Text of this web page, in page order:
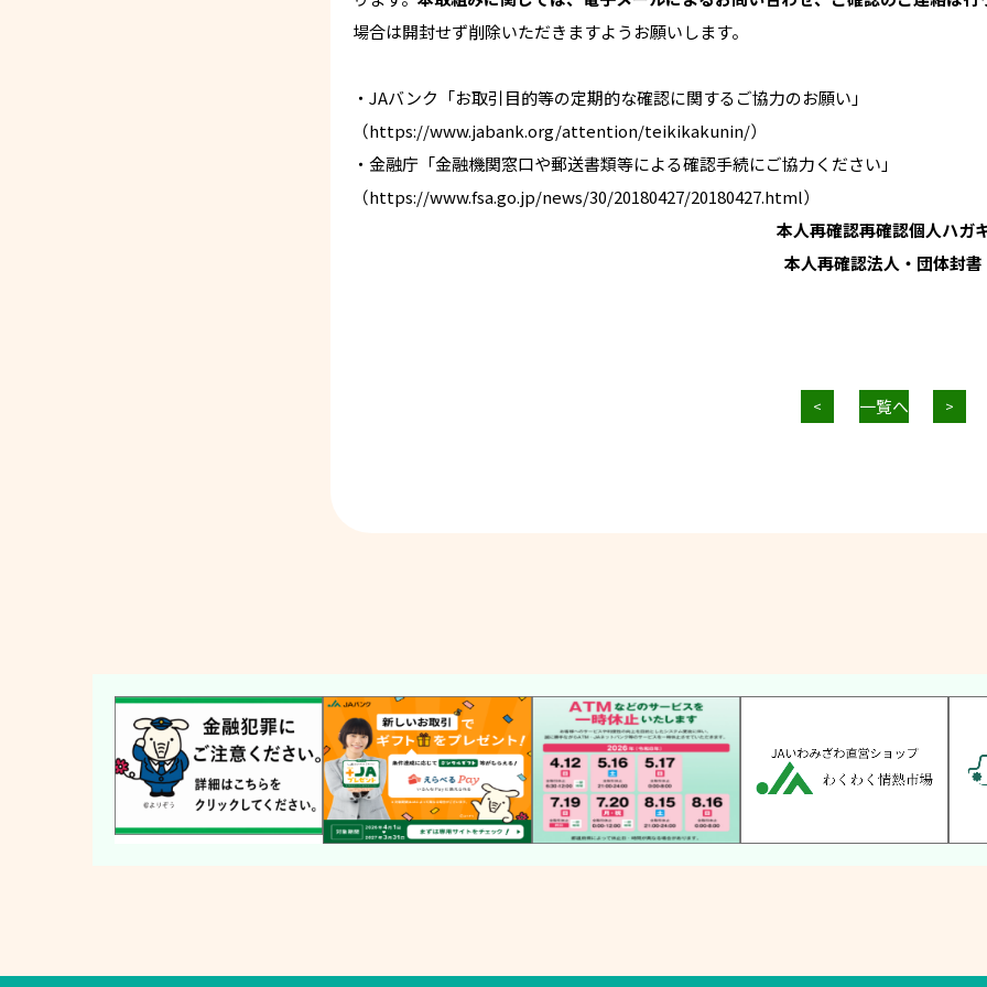
場合は開封せず削除いただきますようお願いします。
・JAバンク「お取引目的等の定期的な確認に関するご協力のお願い」
（https://www.jabank.org/attention/teikikakunin/）
・金融庁「金融機関窓口や郵送書類等による確認手続にご協力ください」
（https://www.fsa.go.jp/news/30/20180427/20180427.html）
本人再確認再確認個人ハガ
本人再確認法人・団体封書
< 一覧へ >